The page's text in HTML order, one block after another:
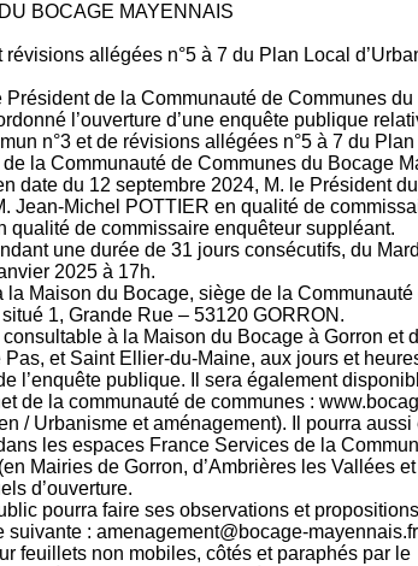
BOCAGE MAYENNAIS
allégées n°5 à 7 du Plan Local
Président de la Communauté de Communes
l’ouverture d’une enquête publique
n°3 et de révisions allégées n°5 à 7 du Plan
la Communauté de Communes du Bocage
date du 12 septembre 2024, M. le Président du
Jean-Michel POTTIER en qualité de
qualité de commissaire enquêteur suppléant.
une durée de 31 jours consécutifs, du
2025 à 17h.
la Maison du Bocage, siège de la Communauté
1, Grande Rue – 53120 GORRON.
à la Maison du Bocage à Gorron et
Pas, et Saint Ellier-du-Maine, aux jours et
l’enquête publique. Il sera également
de la communauté de communes :
/ Urbanisme et aménagement). Il pourra aussi
les espaces France Services de la
Mairies de Gorron, d’Ambrières les Vallées
d’ouverture.
pourra faire ses observations et
suivante : amenagement@bocage-
feuillets non mobiles, côtés et paraphés par le